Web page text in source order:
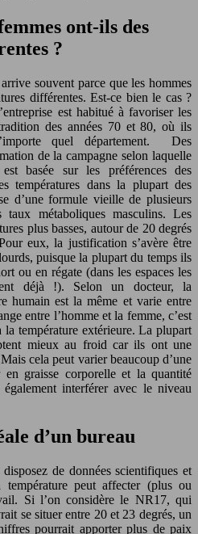
ont-ils des
?
souvent parce que les hommes
différentes. Est-ce bien le cas ?
est habitué à favoriser les
des années 70 et 80, où ils
quel département. Des
de la campagne selon laquelle
basée sur les préférences des
températures dans la plupart des
d’une formule vieille de plusieurs
métaboliques masculins. Les
plus basses, autour de 20 degrés
eux, la justification s’avère être
puisque la plupart du temps ils
ou en régate (dans les espaces les
déjà !). Selon un docteur, la
humain est la même et varie entre
entre l’homme et la femme, c’est
la température extérieure. La plupart
mieux au froid car ils ont une
cela peut varier beaucoup d’une
en graisse corporelle et la quantité
également interférer avec le niveau
d’un bureau
de données scientifiques et
peut affecter (plus ou
Si l’on considère le NR17, qui
se situer entre 20 et 23 degrés, un
pourrait apporter plus de paix